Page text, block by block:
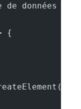
données
{